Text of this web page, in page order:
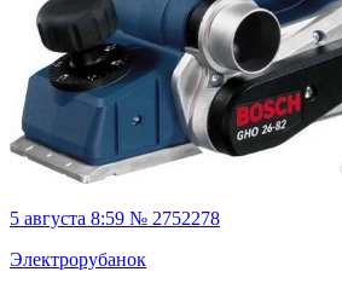
5 августа 8:59 № 2752278
Электрорубанок